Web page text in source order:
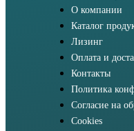
О компании
Каталог
Лизинг
Оплата и
Контакты
Политика
Согласие на
Cookies